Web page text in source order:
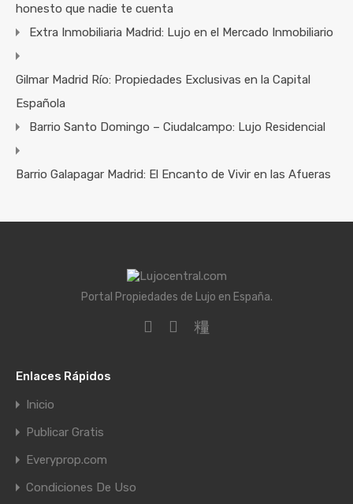
honesto que nadie te cuenta
Extra Inmobiliaria Madrid: Lujo en el Mercado Inmobiliario
Gilmar Madrid Río: Propiedades Exclusivas en la Capital
Española
Barrio Santo Domingo – Ciudalcampo: Lujo Residencial
Barrio Galapagar Madrid: El Encanto de Vivir en las Afueras
Portal Propiedades de Lujo en España.
Enlaces Rápidos
Inicio
Publicar Gratis
Everyprop.com
Condiciones De Uso